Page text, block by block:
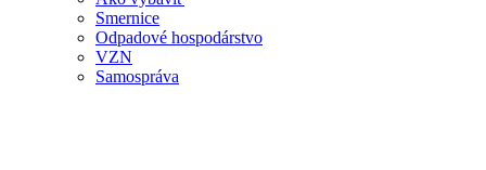
Smernice
Odpadové hospodárstvo
VZN
Samospráva